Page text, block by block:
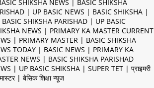
SHIKSHA NEWS | BASIC SHIKSHA
| UP BASIC NEWS | BASIC SHIKSHA |
BASIC SHIKSHA PARISHAD | UP BASIC
NEWS | PRIMARY KA MASTER CURRENT
| PRIMARY MASTER | BASIC SHIKSHA
TODAY | BASIC NEWS | PRIMARY KA
NEWS | BASIC SHIKSHA PARISHAD
| UP BASIC SHIKSHA | SUPER TET | प्राइमरी
| बेसिक शिक्षा न्यूज